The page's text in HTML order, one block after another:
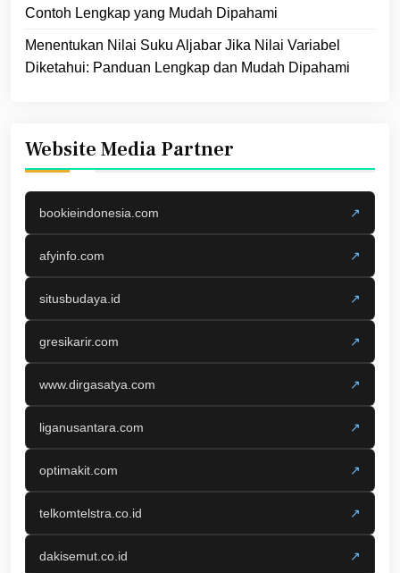
Contoh Lengkap yang Mudah Dipahami
Menentukan Nilai Suku Aljabar Jika Nilai Variabel
Diketahui: Panduan Lengkap dan Mudah Dipahami
Website Media Partner
bookieindonesia.com ↗
afyinfo.com ↗
situsbudaya.id ↗
gresikarir.com ↗
www.dirgasatya.com ↗
liganusantara.com ↗
optimakit.com ↗
telkomtelstra.co.id ↗
dakisemut.co.id ↗